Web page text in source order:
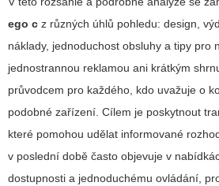
ego c z různých úhlů pohledu: design,
náklady, jednoduchost obsluhy a tipy pro
jednostrannou reklamou ani krátkým
průvodcem pro každého, kdo uvažuje o
podobné zařízení. Cílem je poskytnout
které pomohou udělat informované
v poslední době často objevuje v
dostupnosti a jednoduchému ovládání,